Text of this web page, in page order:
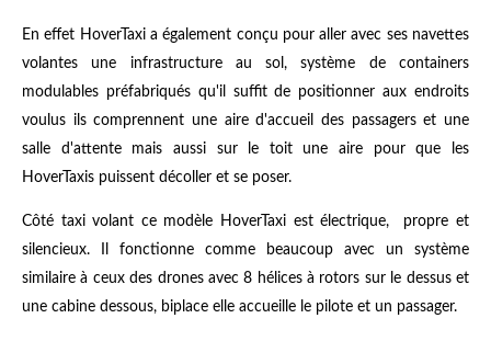
En effet HoverTaxi a également conçu pour aller avec ses navettes
volantes une infrastructure au sol, système de containers
modulables préfabriqués qu'il suffit de positionner aux endroits
voulus ils comprennent une aire d'accueil des passagers et une
salle d'attente mais aussi sur le toit une aire pour que les
HoverTaxis puissent décoller et se poser.
Côté taxi volant ce modèle HoverTaxi est électrique, propre et
silencieux. Il fonctionne comme beaucoup avec un système
similaire à ceux des drones avec 8 hélices à rotors sur le dessus et
une cabine dessous, biplace elle accueille le pilote et un passager.